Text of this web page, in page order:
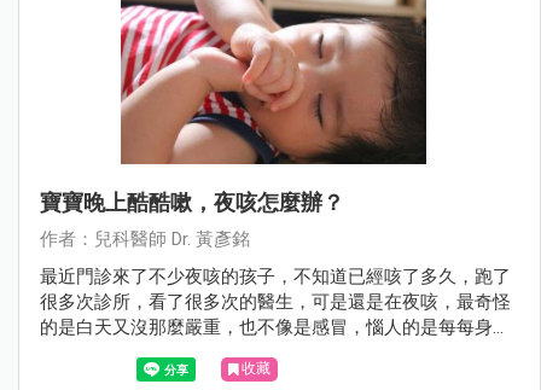
寶寶晚上酷酷嗽，夜咳怎麼辦？
作者：兒科醫師 Dr. 黃彥銘
最近門診來了不少夜咳的孩子，不知道已經咳了多久，跑了
很多次診所，看了很多次的醫生，可是還是在夜咳，最奇怪
的是白天又沒那麼嚴重，也不像是感冒，惱人的是每每身體
該休息的時候卻咳個不停，好像沒法好好睡上一覺，有時候
甚至咳到吐，苦情的爸媽又得忍住睡意洗床單，這到底是為
收藏